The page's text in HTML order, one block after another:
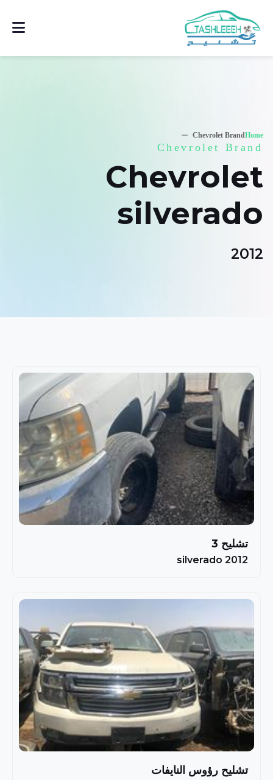
Home
Chevrolet Brand
Chevrolet Brand
Chevrolet
silverado
2012
تشليح 3
silverado 2012
تشليح رؤوس النايفات